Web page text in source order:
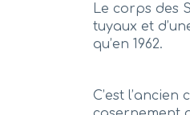
Le corps des
tuyaux et
qu’en 1962.
C’est